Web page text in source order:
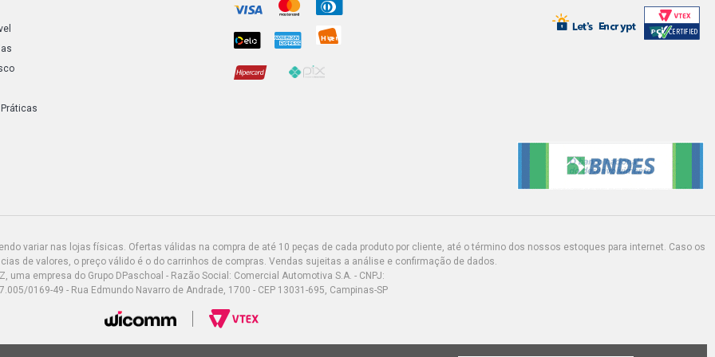
FIESTA HATCH STD HATCH 1.3 8V ENDURA
GASOLINA (1997 - 1999)
GASOLINA (1997 - 2001)
FIESTA HATCH CLASS HATCH 1.6 8V ZETEC
ROCAM GASOLINA (2003 - 2003)
variar nas lojas físicas. Ofertas válidas na compra de até 10 peças de cada produto por cliente, até o término dos nossos estoques para internet. Caso os
de valores, o preço válido é o do carrinhos de compras. Vendas sujeitas a análise e confirmação de dados.
uma empresa do Grupo DPaschoal - Razão Social: Comercial Automotiva S.A. - CNPJ:
0169-49 - Rua Edmundo Navarro de Andrade, 1700 - CEP 13031-695, Campinas-SP